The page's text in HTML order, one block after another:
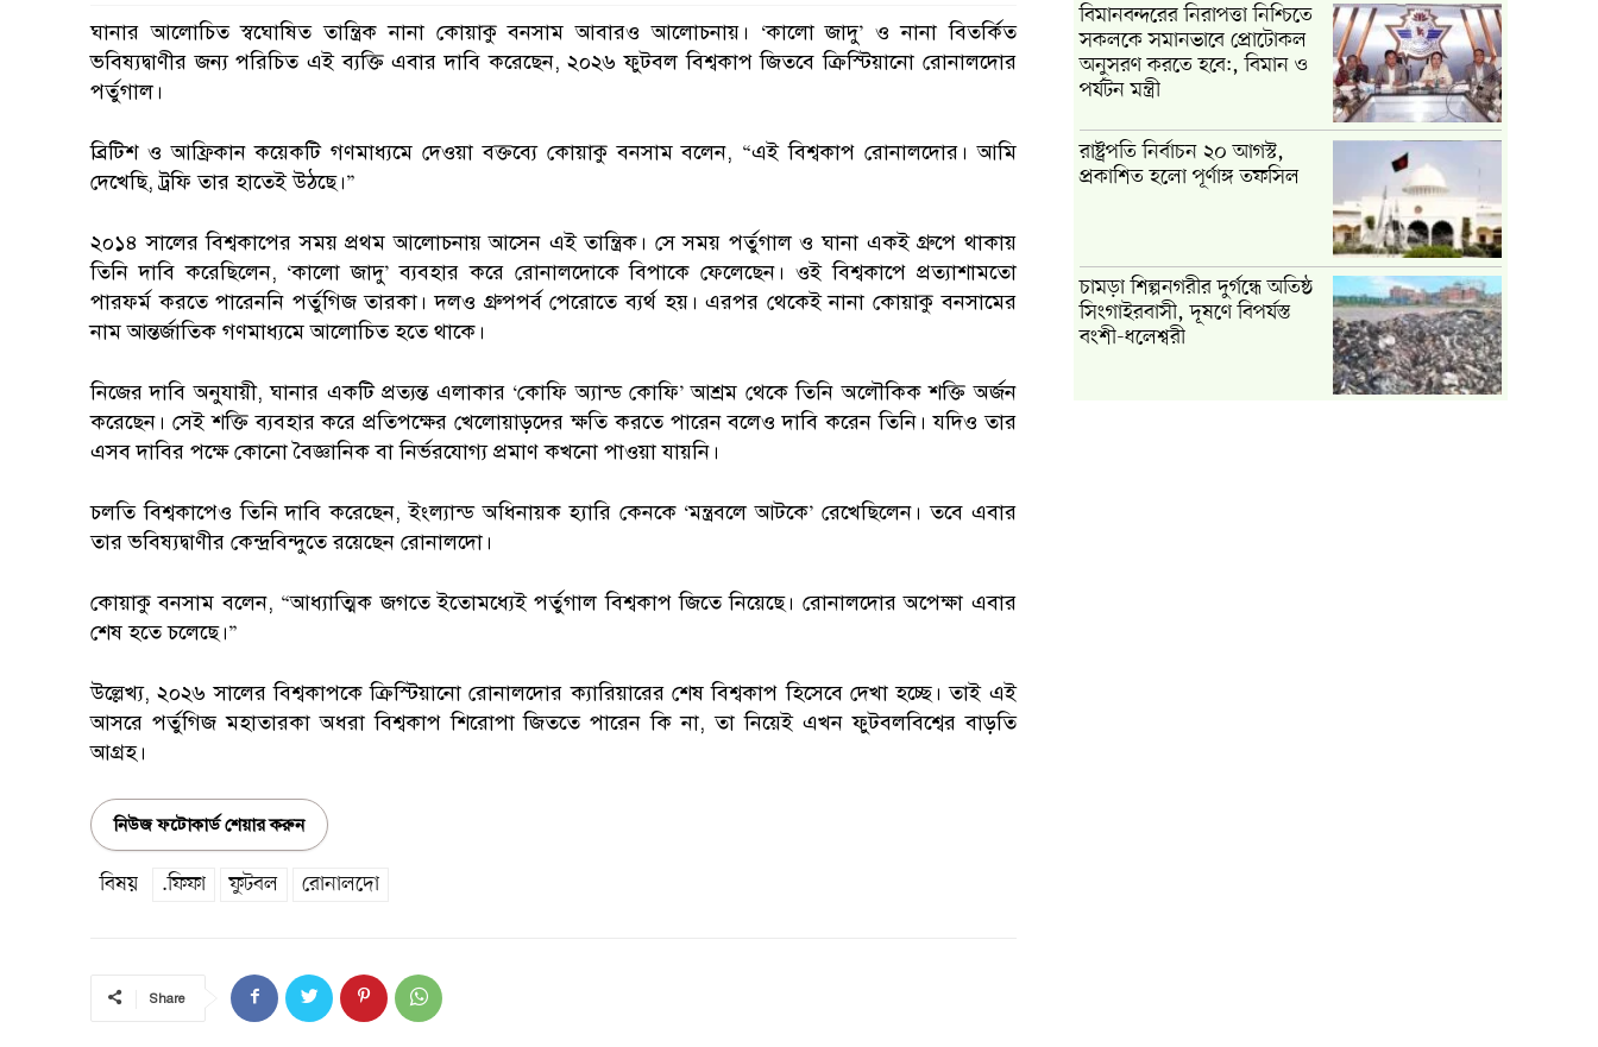
ঘানার আলোচিত স্বঘোষিত তান্ত্রিক নানা কোয়াকু বনসাম আবারও আলোচনায়। ‘কালো জাদু’ ও নানা বিতর্কিত
ভবিষ্যদ্বাণীর জন্য পরিচিত এই ব্যক্তি এবার দাবি করেছেন, ২০২৬ ফুটবল বিশ্বকাপ জিতবে ক্রিস্টিয়ানো রোনালদোর
পর্তুগাল।
ব্রিটিশ ও আফ্রিকান কয়েকটি গণমাধ্যমে দেওয়া বক্তব্যে কোয়াকু বনসাম বলেন, “এই বিশ্বকাপ রোনালদোর। আমি
দেখেছি, ট্রফি তার হাতেই উঠছে।”
২০১৪ সালের বিশ্বকাপের সময় প্রথম আলোচনায় আসেন এই তান্ত্রিক। সে সময় পর্তুগাল ও ঘানা একই গ্রুপে থাকায়
তিনি দাবি করেছিলেন, ‘কালো জাদু’ ব্যবহার করে রোনালদোকে বিপাকে ফেলেছেন। ওই বিশ্বকাপে প্রত্যাশামতো
পারফর্ম করতে পারেননি পর্তুগিজ তারকা। দলও গ্রুপপর্ব পেরোতে ব্যর্থ হয়। এরপর থেকেই নানা কোয়াকু বনসামের
নাম আন্তর্জাতিক গণমাধ্যমে আলোচিত হতে থাকে।
নিজের দাবি অনুযায়ী, ঘানার একটি প্রত্যন্ত এলাকার ‘কোফি অ্যান্ড কোফি’ আশ্রম থেকে তিনি অলৌকিক শক্তি অর্জন
করেছেন। সেই শক্তি ব্যবহার করে প্রতিপক্ষের খেলোয়াড়দের ক্ষতি করতে পারেন বলেও দাবি করেন তিনি। যদিও তার
এসব দাবির পক্ষে কোনো বৈজ্ঞানিক বা নির্ভরযোগ্য প্রমাণ কখনো পাওয়া যায়নি।
চলতি বিশ্বকাপেও তিনি দাবি করেছেন, ইংল্যান্ড অধিনায়ক হ্যারি কেনকে ‘মন্ত্রবলে আটকে’ রেখেছিলেন। তবে এবার
তার ভবিষ্যদ্বাণীর কেন্দ্রবিন্দুতে রয়েছেন রোনালদো।
কোয়াকু বনসাম বলেন, “আধ্যাত্মিক জগতে ইতোমধ্যেই পর্তুগাল বিশ্বকাপ জিতে নিয়েছে। রোনালদোর অপেক্ষা এবার
শেষ হতে চলেছে।”
উল্লেখ্য, ২০২৬ সালের বিশ্বকাপকে ক্রিস্টিয়ানো রোনালদোর ক্যারিয়ারের শেষ বিশ্বকাপ হিসেবে দেখা হচ্ছে। তাই এই
আসরে পর্তুগিজ মহাতারকা অধরা বিশ্বকাপ শিরোপা জিততে পারেন কি না, তা নিয়েই এখন ফুটবলবিশ্বের বাড়তি
আগ্রহ।
নিউজ ফটোকার্ড শেয়ার করুন
বিষয় .ফিফা ফুটবল রোনালদো
Share
বিমানবন্দরের নিরাপত্তা নিশ্চিতে
সকলকে সমানভাবে প্রোটোকল
অনুসরণ করতে হবে:, বিমান ও
পর্যটন মন্ত্রী
রাষ্ট্রপতি নির্বাচন ২০ আগস্ট,
প্রকাশিত হলো পূর্ণাঙ্গ তফসিল
চামড়া শিল্পনগরীর দুর্গন্ধে অতিষ্ঠ
সিংগাইরবাসী, দূষণে বিপর্যস্ত
বংশী-ধলেশ্বরী